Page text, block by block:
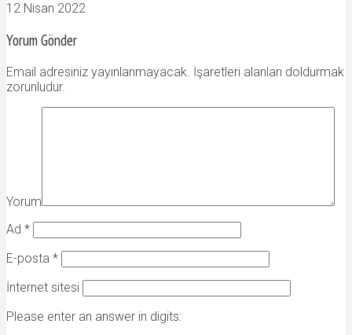
12 Nisan 2022
Yorum Gönder
Email adresiniz yayınlanmayacak. İşaretleri alanları doldurmak
zorunludur.
Yorum
Ad *
E-posta *
İnternet sitesi
Please enter an answer in digits: